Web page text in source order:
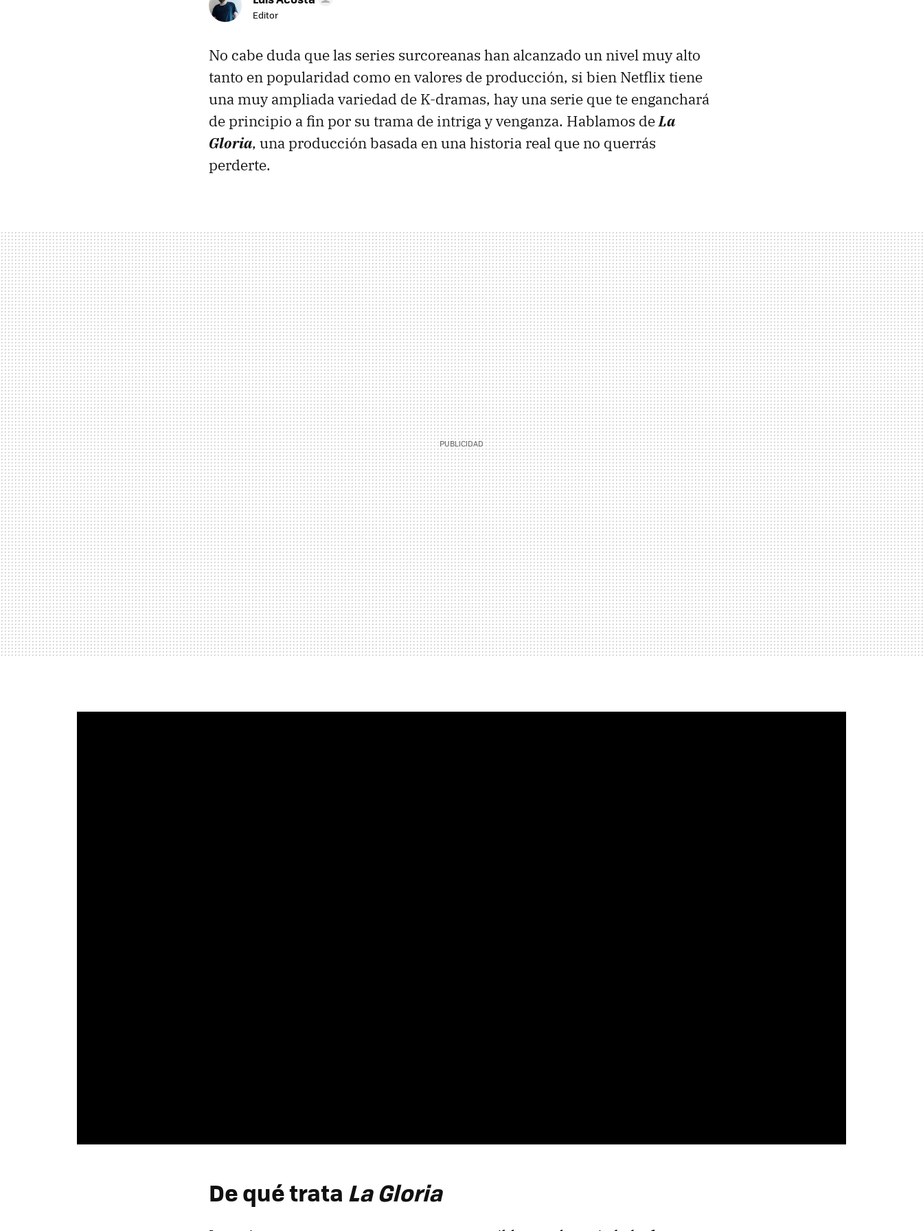
Editor
No cabe duda que las series surcoreanas han alcanzado un nivel muy alto
tanto en popularidad como en valores de producción, si bien Netflix tiene
una muy ampliada variedad de K-dramas, hay una serie que te enganchará
de principio a fin por su trama de intriga y venganza. Hablamos deLa
Gloria, una producción basada en una historia real que no querrás
perderte.
De qué trata La Gloria